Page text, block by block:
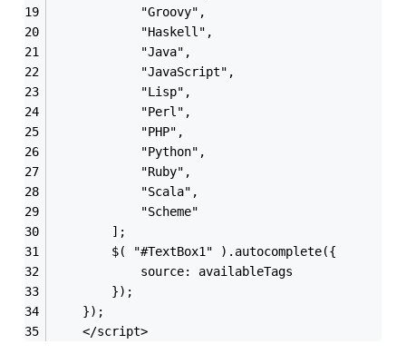
			"Groovy",
			"Haskell",
			"Java",
			"JavaScript",
			"Lisp",
			"Perl",
			"PHP",
			"Python",
			"Ruby",
			"Scala",
			"Scheme"
		];
		$( "#TextBox1" ).autocomplete({
		  	source: availableTags
		});
	});
	</script>